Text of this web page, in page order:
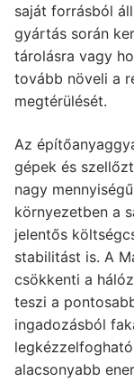
saját forrásból
gyártás során
tárolásra vagy
tovább növeli a
megtérülését.
Az
gépek és
nagy
környezetben a
jelentős
stabilitást is. A
csökkenti a
teszi a
ingadozásból
alacsonyabb